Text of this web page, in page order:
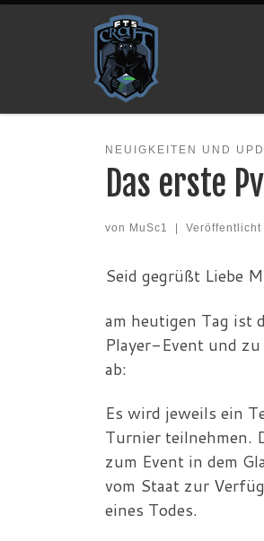
Zum Inhalt springen
NEUIGKEITEN UND
Das erste
von MuSc1 Veröffentlicht
Seid gegrüßt Liebe
am heutigen Tag ist
Player-Event und
ab:
Es wird jeweils ein
Turnier teilnehmen.
zum Event in dem
vom Staat zur
eines Todes.